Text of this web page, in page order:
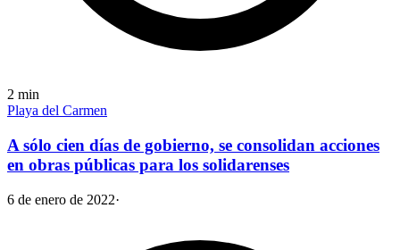
2 min
Playa del Carmen
A sólo cien días de gobierno, se consolidan acciones
en obras públicas para los solidarenses
6 de enero de 2022·